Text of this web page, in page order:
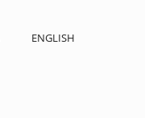
ENGLISH